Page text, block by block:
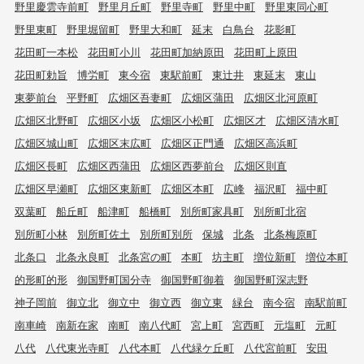
野里慶雲寺前町 野里月丘町 野里寺町 野里中町
野里東同心町
野里東町
野里堀留町 野里大和町 延末 白鳥台
花影町
花田町一本松
花田町小川 花田町加納原田
花田町上原田
花田町勅旨
博労町 東今宿 東駅前町 東辻井 東延末
東山
東夢前台
平野町 広畑区吾妻町 広畑区蒲田
広畑区北河原町
広畑区北野町
広畑区小坂 広畑区小松町 広畑区才
広畑区清水町
広畑区城山町
広畑区末広町 広畑区正門通
広畑区高浜町
広畑区長町
広畑区西蒲田 広畑区西夢前台
広畑区則直
広畑区早瀬町
広畑区東新町 広畑区本町 広峰 福沢町
福中町
双葉町
船丘町 船津町 船橋町 別所町家具町
別所町北宿
別所町小林
別所町佐土 別所町別所 保城 北条
北条梅原町
北条口
北条永良町 北条宮の町 本町 坊主町 増位新町
増位本町
的形町的形
御国野町国分寺 御国野町御着
御国野町深志野
神子岡前
御立北 御立中 御立西 御立東 緑台 南今宿
南駅前町
南車崎
南新在家 南町 南八代町 宮上町 宮西町 元塩町
元町
八代
八代東光寺町 八代本町 八代緑ケ丘町 八代宮前町
安田